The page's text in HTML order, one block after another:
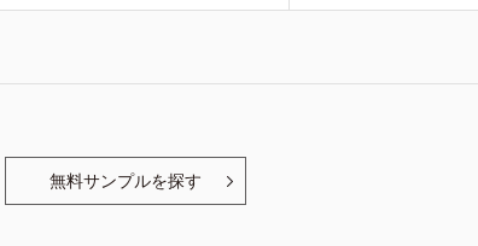
無料サンプルを探す